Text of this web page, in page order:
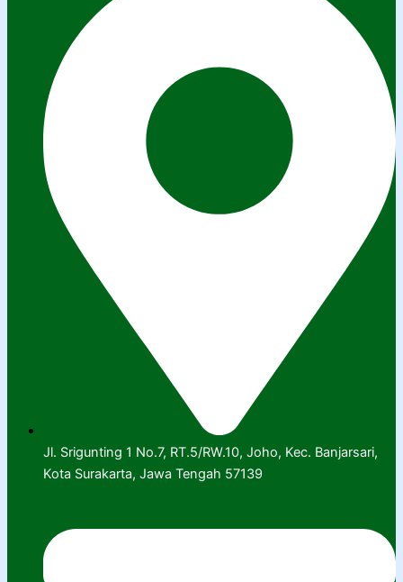
Jl. Srigunting 1 No.7, RT.5/RW.10, Joho, Kec. Banjarsari,
Kota Surakarta, Jawa Tengah 57139